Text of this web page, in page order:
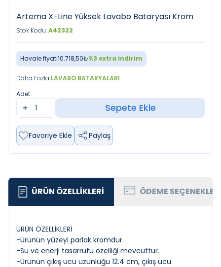
Artema X-Line Yüksek Lavabo Bataryası Krom
Stok Kodu:A42322
Havale fiyatı10.718,50₺%3 extra indirim
Daha Fazla LAVABO BATARYALARI
Adet
Sepete Ekle
Favoriye Ekle Paylaş
ÜRÜN ÖZELLIKLERI ÖDEME
ÜRÜN ÖZELLİKLERİ
-Ürünün yüzeyi parlak kromdur.
-Su ve enerji tasarrufu özelliği mevcuttur.
-Ürünün çıkış ucu uzunluğu 12.4 cm, çıkış ucu